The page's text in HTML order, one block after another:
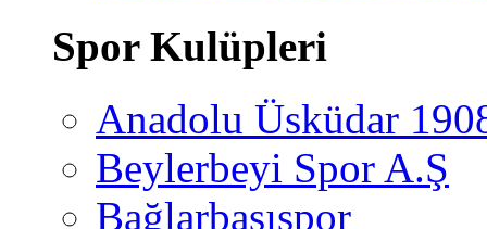
Spor Kulüpleri
Anadolu Üsküdar
Beylerbeyi Spor A.Ş
Bağlarbaşıspor